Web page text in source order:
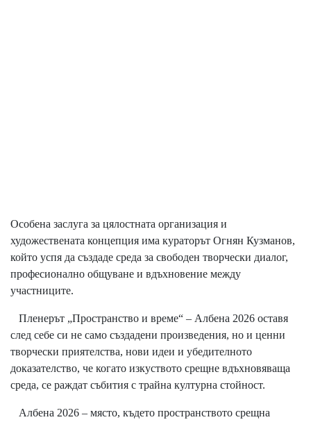
Особена заслуга за цялостната организация и
художествената концепция има кураторът Огнян Кузманов,
който успя да създаде среда за свободен творчески диалог,
професионално общуване и вдъхновение между
участниците.
Пленерът „Пространство и време“ – Албена 2026 оставя
след себе си не само създадени произведения, но и ценни
творчески приятелства, нови идеи и убедителното
доказателство, че когато изкуството срещне вдъхновяваща
среда, се раждат събития с трайна културна стойност.
Албена 2026 – място, където пространството срещна